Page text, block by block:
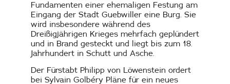
Fundamenten einer ehemaligen Festung am
Eingang der Stadt Guebwiller eine Burg. Sie
wird insbesondere während des
Dreißigjährigen Krieges mehrfach geplündert
und in Brand gesteckt und liegt bis zum 18.
Jahrhundert in Schutt und Asche.
Der Fürstabt Philipp von Löwenstein ordert
bei Sylvain Golbéry Pläne für ein neues